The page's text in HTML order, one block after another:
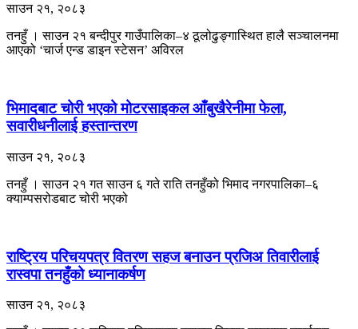
साउन २१, २०८३
तनहुँ । साउन २१ बन्दीपुर गाउँपालिका–४ ठूलोढुङ्गास्थित हालै सञ्चालनमा
आएको ‘चार्ज एन्ड डाइन स्टेसन’ अविरल
भिमादबाट चोरी भएको मोटरसाइकल आँबुखैरेनीमा फेला,
सवारीधनीलाई हस्तान्तरण
साउन २१, २०८३
तनहुँ । साउन २१ गत साउन ६ गते राति तनहुँको भिमाद नगरपालिका–६
क्याम्पसरोडबाट चोरी भएको
राष्ट्रिय परिचयपत्र वितरण सहज बनाउन प्रजिअ तिवारीलाई
रास्वपा तनहुँको ध्यानाकर्षण
साउन २१, २०८३